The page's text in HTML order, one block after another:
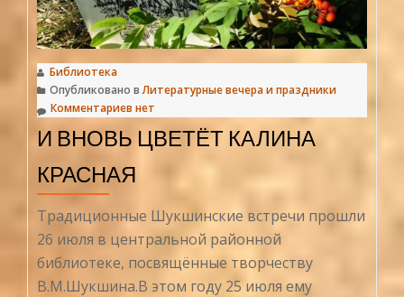
Библиотека
Опубликовано вЛитературные вечера и праздники
Комментариев нет
И ВНОВЬ ЦВЕТЁТ КАЛИНА
КРАСНАЯ
Традиционные Шукшинские встречи прошли
26 июля в центральной районной
библиотеке, посвящённые творчеству
В.М.Шукшина.В этом году 25 июля ему